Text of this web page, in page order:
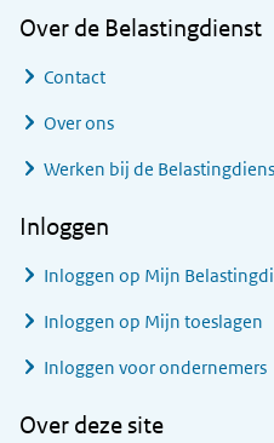
Over de Belastingdienst
Contact
Over ons
Werken bij de
Inloggen
Inloggen op Mijn
Inloggen op Mijn toeslagen
Inloggen voor ondernemers
Over deze site